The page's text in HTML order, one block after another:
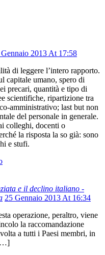
Gennaio 2013 At 17:58
di leggere l’intero rapporto.
capitale umano, spero di
precari, quantità e tipo di
scientifiche, ripartizione tra
amministrativo; last but non
del personale in generale.
colleghi, docenti o
la risposta la so già: sono
e stufi.
e il declino italiano -
25 Gennaio 2013 At 16:34
operazione, peraltro, viene
la raccomandazione
a tutti i Paesi membri, in